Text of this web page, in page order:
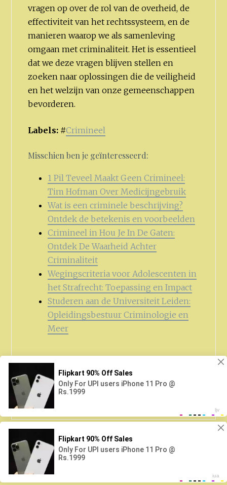
vragen op over de rol van de overheid, de
effectiviteit van het rechtssysteem, en de
manieren waarop we als samenleving
omgaan met criminaliteit. Het is essentieel
dat we deze vragen blijven stellen en
zoeken naar oplossingen die de veiligheid
en het welzijn van onze gemeenschappen
bevorderen.
Labels: #Crimineel
Misschien ben je geïnteresseerd:
1 Pil Teveel Maakt Geen Crimineel:
Tim Hofman Over Medicijngebruik
Wat is een criminele beschrijving?
Ontdek de betekenis en voorbeelden
Crimineel in Hou Je In De Gaten:
Ontdek De Waarheid Achter
Criminaliteit
Wegingscriteria voor Adolescenten in
het Strafrecht: Toepassing en Impact
Studeren aan de Universiteit Leiden:
Opleidingsbestuur Criminologie en
Meer
Zoeken
naar:
Proudly powered by WordPress .